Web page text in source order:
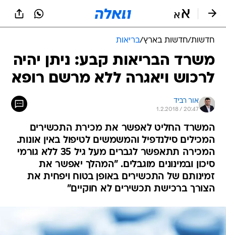
חדשות/חדשות בארץ/בריאות
משרד הבריאות קבע: ניתן יהיה
לרכוש ויאגרה ללא מרשם רופא
אור רביד
1.2.2018 / 20:47
המשרד החליט לאפשר את מכירת התכשירים
המכילים סילנדפיל והמשמשים לטיפול באין אונות.
המכירה תתאפשר לגברים מעל גיל 35 ללא גורמי
סיכון ובמינונים מוגבלים. "המהלך יאפשר את
זמינותם של התכשירים באופן בטוח ויפחית את
הצורך ברכישת תכשירים לא חוקיים"